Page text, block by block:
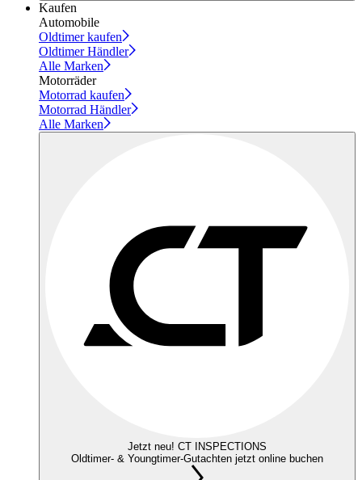
Kaufen
Automobile
Oldtimer kaufen
Oldtimer Händler
Alle Marken
Motorräder
Motorrad kaufen
Motorrad Händler
Alle Marken
Jetzt neu! CT INSPECTIONS
Oldtimer- & Youngtimer-Gutachten jetzt online buchen